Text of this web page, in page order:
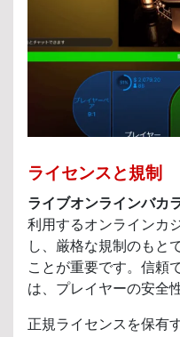
ライセンスと規制
ライブオンラインバカ
利用するオンラインカ
し、厳格な規制のもと
ことが重要です。信頼
は、プレイヤーの安全
正規ライセンスを保有